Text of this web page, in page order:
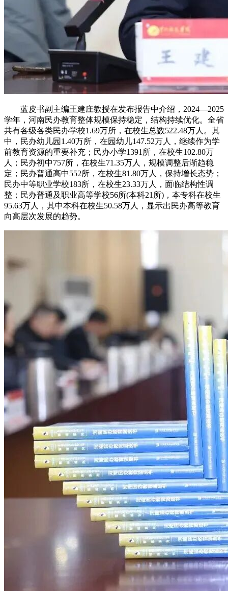
蓝皮书副主编王建庄教授在发布报告中介绍，2024—2025
学年，河南民办教育整体规模保持稳定，结构持续优化。全省
共有各级各类民办学校1.69万所，在校生总数522.48万人。其
中，民办幼儿园1.40万所，在园幼儿147.52万人，继续作为学
前教育资源的重要补充；民办小学1391所，在校生102.80万
人；民办初中757所，在校生71.35万人，规模调整后渐趋稳
定；民办普通高中552所，在校生81.80万人，保持增长态势；
民办中等职业学校183所，在校生23.33万人，面临结构性调
整；民办普通及职业高等学校56所(本科21所)，本专科在校生
95.63万人，其中本科在校生50.58万人，显示出民办高等教育
向高层次发展的趋势。